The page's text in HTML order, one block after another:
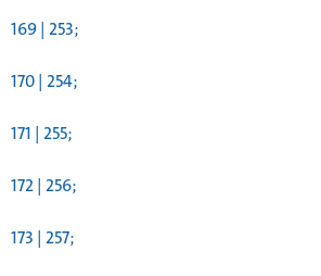
169 | 253;
170 | 254;
171 | 255;
172 | 256;
173 | 257;